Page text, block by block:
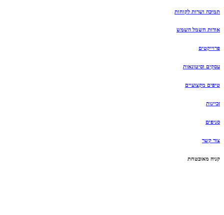
תמיכה ושרות לקוחות
אודות חשמל השמש
פרוייקטים
עסקים וסיטונאות
טיפים מקצועיים
זכיינות
סניפים
צור קשר
קניה מאובטחת